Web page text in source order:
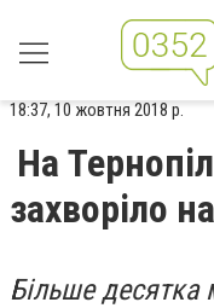
18:37, 10 жовтня 2018 р.
На
захворіло
Більше десятка